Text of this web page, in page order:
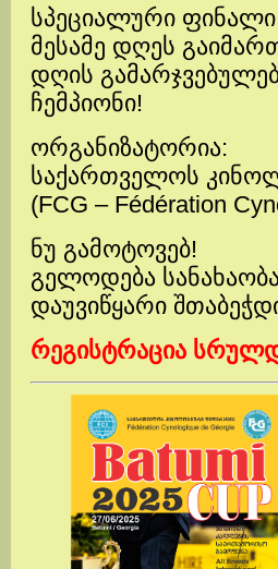
სპეციალური ფინალი
მესამე დღეს
დღის
ჩემპიონი!
ორგანიზატორია:
საქართველოს
(FCG – Fédération
ნუ გამოტოვებ!
გელოდება
დაუვიწყარი
რეგისტრაცია